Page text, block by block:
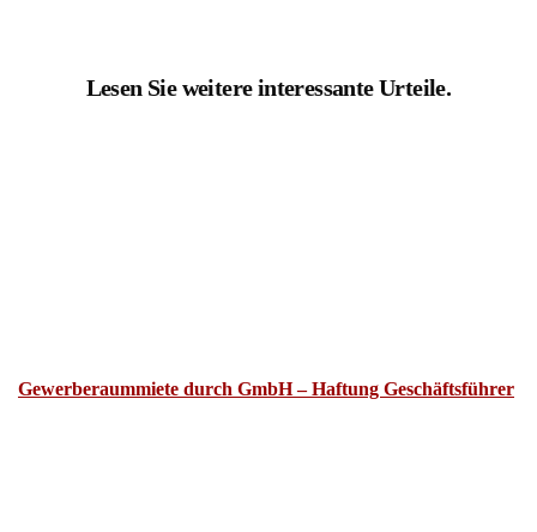
Lesen Sie weitere interessante Urteile.
Gewerberaummiete durch GmbH – Haftung Geschäftsführer